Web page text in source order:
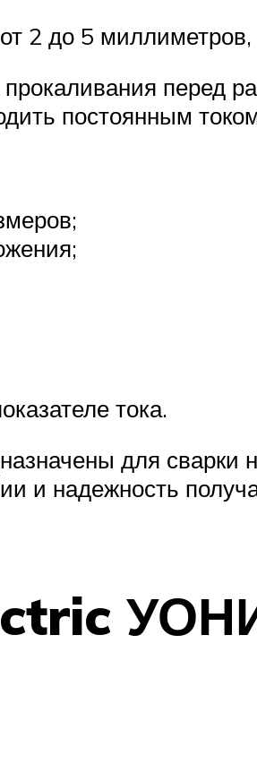
2 до 5
перед
постоянным
тока.
для сварки
и надежность